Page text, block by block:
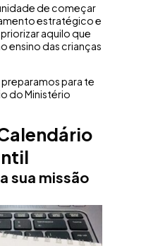
de começar
estratégico e
aquilo que
ensino das crianças
para te
do Ministério
sua missão